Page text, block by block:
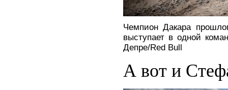
Чемпион Дакара
выступает в одной
Депре/Red Bull
А вот и